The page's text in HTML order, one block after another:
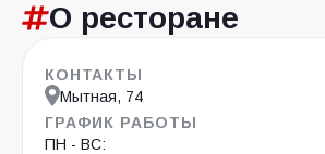
О ресторане
КОНТАКТЫ
Мытная, 74
ГРАФИК РАБОТЫ
ПН - ВС: